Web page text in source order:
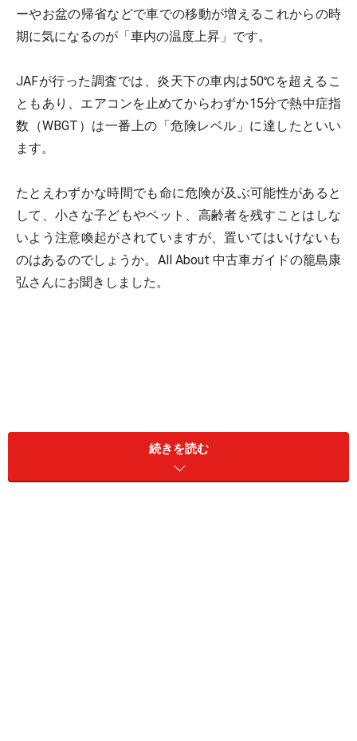
ーやお盆の帰省などで車での移動が増えるこれからの時
期に気になるのが「車内の温度上昇」です。
JAFが行った調査では、炎天下の車内は50℃を超えるこ
ともあり、エアコンを止めてからわずか15分で熱中症指
数（WBGT）は一番上の「危険レベル」に達したといい
ます。
たとえわずかな時間でも命に危険が及ぶ可能性があると
して、小さな子どもやペット、高齢者を残すことはしな
いよう注意喚起がされていますが、置いてはいけないも
のはあるのでしょうか。All About 中古車ガイドの籠島康
弘さんにお聞きしました。
続きを読む